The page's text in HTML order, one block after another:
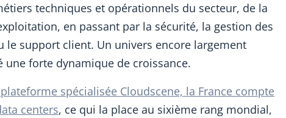
techniques et opérationnels du secteur, de la
en passant par la sécurité, la gestion des
le support client. Un univers encore largement
une forte dynamique de croissance.
spécialisée Cloudscene, la France compte
centers, ce qui la place au sixième rang mondial,